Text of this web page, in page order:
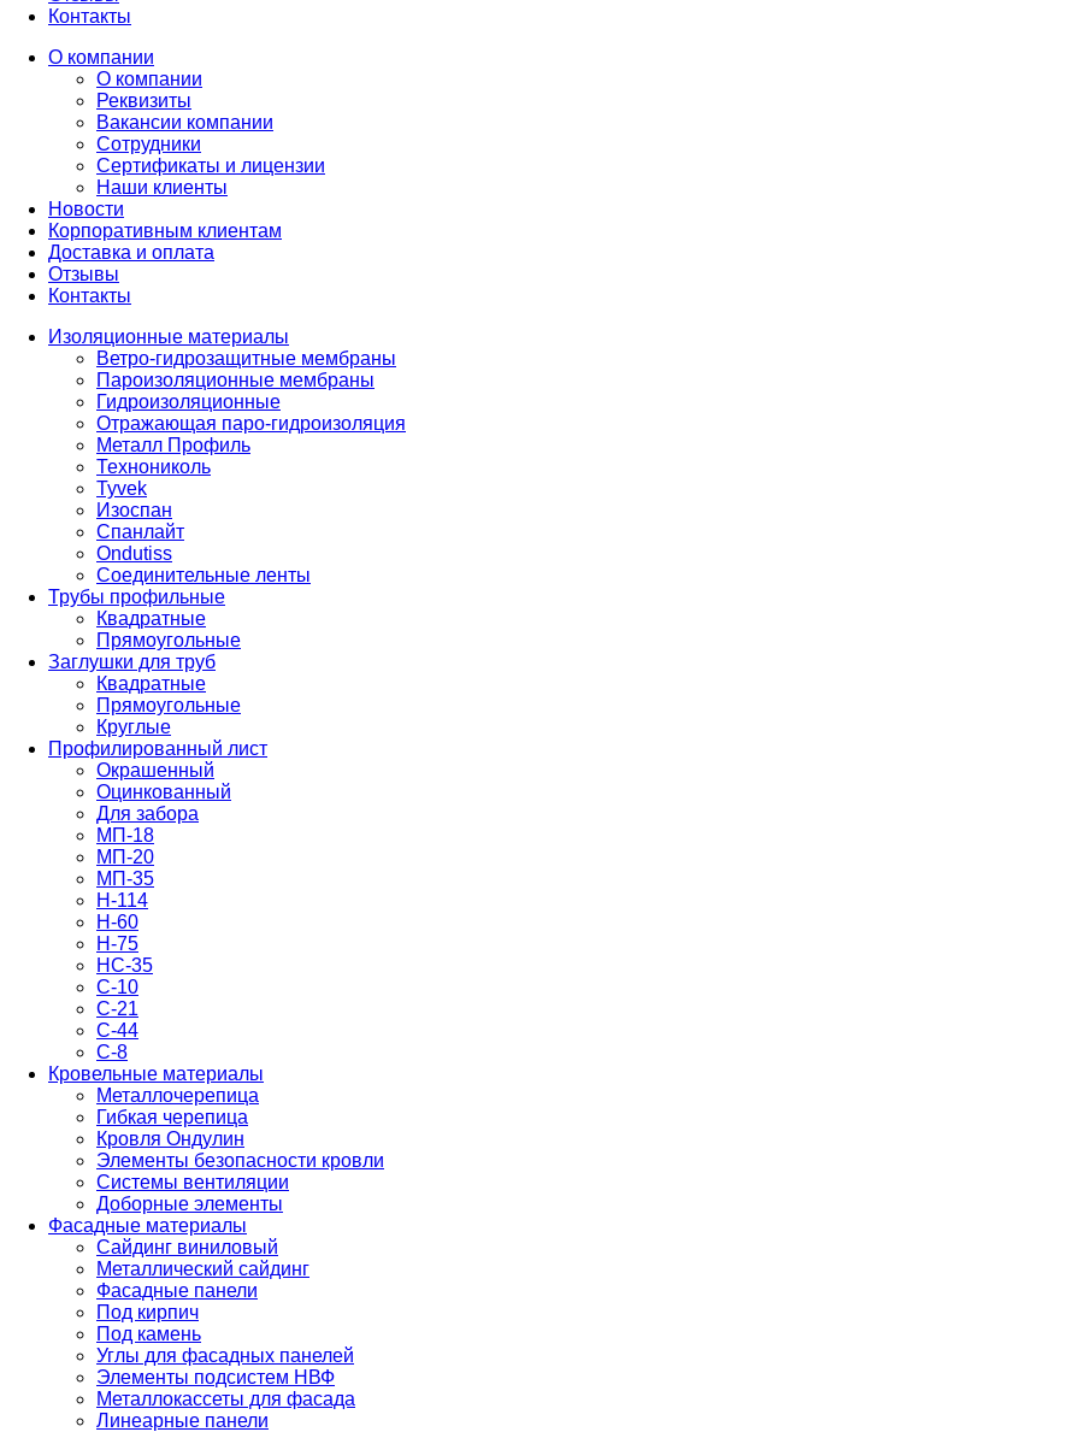
Контакты
О компании
О компании
Реквизиты
Вакансии компании
Сотрудники
Сертификаты и лицензии
Наши клиенты
Новости
Корпоративным клиентам
Доставка и оплата
Отзывы
Контакты
Изоляционные материалы
Ветро-гидрозащитные мембраны
Пароизоляционные мембраны
Гидроизоляционные
Отражающая паро-гидроизоляция
Металл Профиль
Технониколь
Tyvek
Изоспан
Спанлайт
Ondutiss
Соединительные ленты
Трубы профильные
Квадратные
Прямоугольные
Заглушки для труб
Квадратные
Прямоугольные
Круглые
Профилированный лист
Окрашенный
Оцинкованный
Для забора
МП-18
МП-20
МП-35
Н-114
Н-60
Н-75
НС-35
С-10
С-21
С-44
С-8
Кровельные материалы
Металлочерепица
Гибкая черепица
Кровля Ондулин
Элементы безопасности кровли
Системы вентиляции
Доборные элементы
Фасадные материалы
Сайдинг виниловый
Металлический сайдинг
Фасадные панели
Под кирпич
Под камень
Углы для фасадных панелей
Элементы подсистем НВФ
Металлокассеты для фасада
Линеарные панели